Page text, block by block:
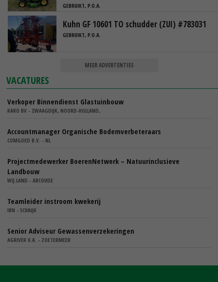
GEBRUIKT, P.O.A.
Kuhn GF 10601 TO schudder (ZUI) #783031
GEBRUIKT, P.O.A.
MEER ADVERTENTIES
VACATURES
Verkoper Binnendienst Glastuinbouw
KARO BV - ZWAAGDIJK, NOORD-HOLLAND,
Accountmanager Organische Bodemverbeteraars
COMGOED B.V. - NL
Projectmedewerker BoerenNetwerk – Natuurinclusieve
Landbouw
WIJ.LAND - ABCOUDE
Teamleider instroom kwekerij
IBN - SCHAIJK
Senior Adviseur Gewassenverzekeringen
AGRIVER U.A. - ZOETERMEER